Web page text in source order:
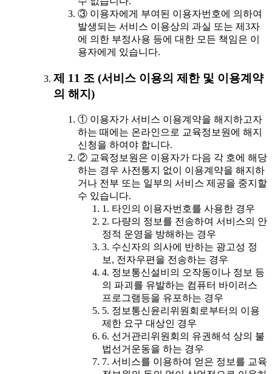
③ 이용자에게 부여된 이용자번호에 의하여
발생되는 서비스 이용상의 과실 또는 제3자
에 의한 부정사용 등에 대한 모든 책임은 이
용자에게 있습니다.
제 11 조 (서비스 이용의 제한 및 이용계약
의 해지)
① 이용자가 서비스 이용계약을 해지하고자
하는 때에는 온라인으로 교육정보원에 해지
신청을 하여야 합니다.
② 교육정보원은 이용자가 다음 각 호에 해당
하는 경우 사전통지 없이 이용계약을 해지하
거나 전부 또는 일부의 서비스 제공을 중지할
수 있습니다.
1. 타인의 이용자번호를 사용한 경우
2. 다량의 정보를 전송하여 서비스의 안
정적 운영을 방해하는 경우
3. 수신자의 의사에 반하는 광고성 정
보, 전자우편을 전송하는 경우
4. 정보통신설비의 오작동이나 정보 등
의 파괴를 유발하는 컴퓨터 바이러스
프로그램등을 유포하는 경우
5. 정보통신윤리위원회로부터의 이용
제한 요구 대상인 경우
6. 선거관리위원회의 유권해석 상의 불
법선거운동을 하는 경우
7. 서비스를 이용하여 얻은 정보를 교육